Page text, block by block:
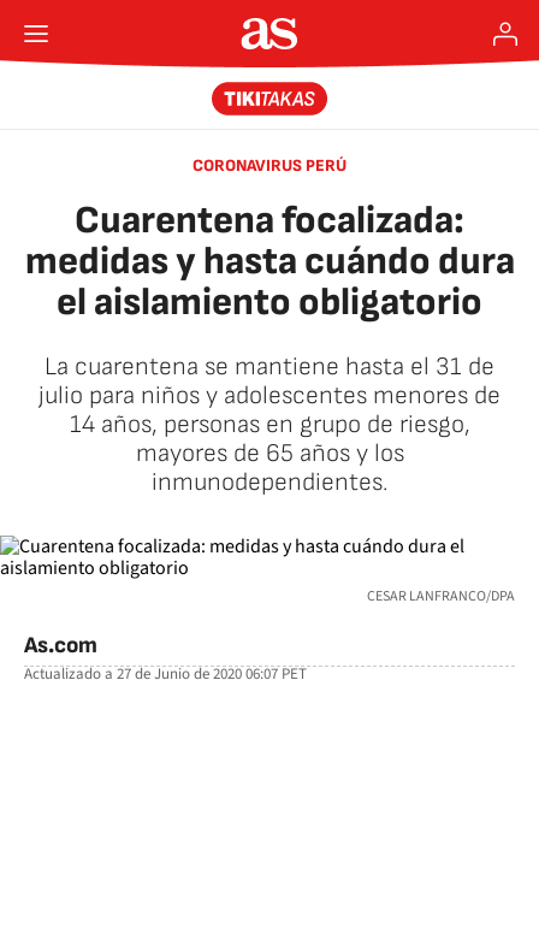
CORONAVIRUS PERÚ
Cuarentena focalizada:
medidas y hasta cuándo dura
el aislamiento obligatorio
La cuarentena se mantiene hasta el 31 de
julio para niños y adolescentes menores de
14 años, personas en grupo de riesgo,
mayores de 65 años y los
inmunodependientes.
CESAR LANFRANCO/DPA
As.com
Actualizado a27 de Junio de 2020 06:07PET